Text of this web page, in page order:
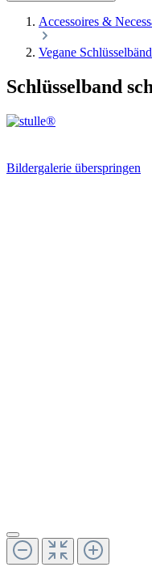
Accessoires &
Vegane
Schlüsselband
Bildergalerie überspringen